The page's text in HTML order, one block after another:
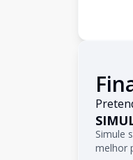
Simule
melhor